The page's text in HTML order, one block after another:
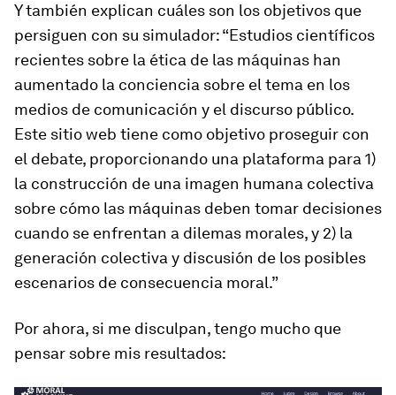
Y también explican cuáles son los objetivos que
persiguen con su simulador: “Estudios científicos
recientes sobre la ética de las máquinas han
aumentado la conciencia sobre el tema en los
medios de comunicación y el discurso público.
Este sitio web tiene como objetivo proseguir con
el debate, proporcionando una plataforma para 1)
la construcción de una imagen humana colectiva
sobre cómo las máquinas deben tomar decisiones
cuando se enfrentan a dilemas morales, y 2) la
generación colectiva y discusión de los posibles
escenarios de consecuencia moral.”
Por ahora, si me disculpan, tengo mucho que
pensar sobre mis resultados: